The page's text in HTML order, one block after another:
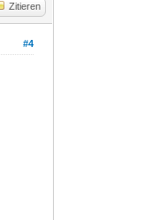
Zitieren
#4